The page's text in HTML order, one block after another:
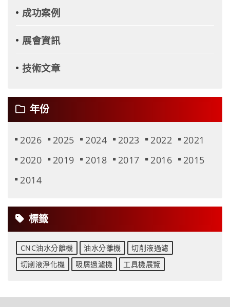
成功案例
展會資訊
技術文章
年份
2026 2025 2024 2023 2022
2021
2020
2019 2018 2017 2016
2015
2014
標籤
CNC油水分離機 油水分離機
切削液過濾
切削液淨化機
吸屑過濾機 工具機展覽